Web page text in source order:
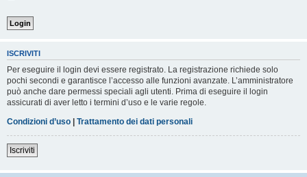
ISCRIVITI
Per eseguire il login devi essere registrato. La registrazione richiede solo
pochi secondi e garantisce l’accesso alle funzioni avanzate. L’amministratore
può anche dare permessi speciali agli utenti. Prima di eseguire il login
assicurati di aver letto i termini d’uso e le varie regole.
Condizioni d’uso | Trattamento dei dati personali
Iscriviti